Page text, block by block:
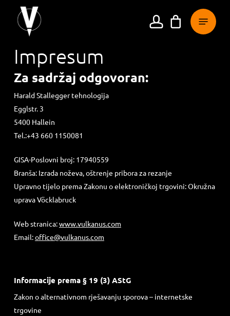
Prijeđi
Impresum
Za sadržaj odgovoran:
Harald Stallegger tehnologija
Egglstr. 3
5400 Hallein
Tel.:+43 660 1150081
GISA-Poslovni broj: 17940559
Branša: Izrada noževa, oštrenje pribora za rezanje
Upravno tijelo prema Zakonu o elektroničkoj trgovini: Okružna
uprava Vöcklabruck
Web stranica:www.vulkanus.com
Email:office@vulkanus.com
Informacije prema § 19 (3) AStG
Zakon o alternativnom rješavanju sporova – internetske
trgovine